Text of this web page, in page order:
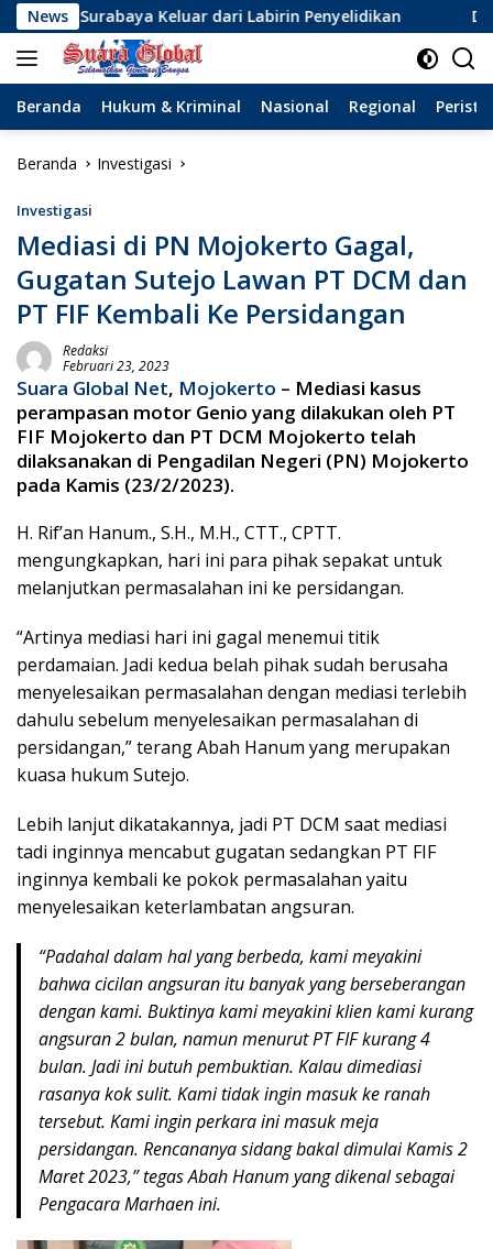
Langsung
ke
konten
NewsKeluar dari Labirin Penyelidikan Dinamika Baru
Beranda Hukum & Kriminal Nasional Regional
Beranda Investigasi
Investigasi
Mediasi di PN Mojokerto Gagal,
Gugatan Sutejo Lawan PT DCM dan
PT FIF Kembali Ke Persidangan
Redaksi
Februari 23, 2023
Suara Global Net, Mojokerto – Mediasi kasus
perampasan motor Genio yang dilakukan oleh PT
FIF Mojokerto dan PT DCM Mojokerto telah
dilaksanakan di Pengadilan Negeri (PN) Mojokerto
pada Kamis (23/2/2023).
H. Rif’an Hanum., S.H., M.H., CTT., CPTT.
mengungkapkan, hari ini para pihak sepakat untuk
melanjutkan permasalahan ini ke persidangan.
“Artinya mediasi hari ini gagal menemui titik
perdamaian. Jadi kedua belah pihak sudah berusaha
menyelesaikan permasalahan dengan mediasi terlebih
dahulu sebelum menyelesaikan permasalahan di
persidangan,” terang Abah Hanum yang merupakan
kuasa hukum Sutejo.
Lebih lanjut dikatakannya, jadi PT DCM saat mediasi
tadi inginnya mencabut gugatan sedangkan PT FIF
inginnya kembali ke pokok permasalahan yaitu
menyelesaikan keterlambatan angsuran.
“Padahal dalam hal yang berbeda, kami meyakini
bahwa cicilan angsuran itu banyak yang berseberangan
dengan kami. Buktinya kami meyakini klien kami kurang
angsuran 2 bulan, namun menurut PT FIF kurang 4
bulan. Jadi ini butuh pembuktian. Kalau dimediasi
rasanya kok sulit. Kami tidak ingin masuk ke ranah
tersebut. Kami ingin perkara ini masuk meja
persidangan. Rencananya sidang bakal dimulai Kamis 2
Maret 2023,” tegas Abah Hanum yang dikenal sebagai
Pengacara Marhaen ini.